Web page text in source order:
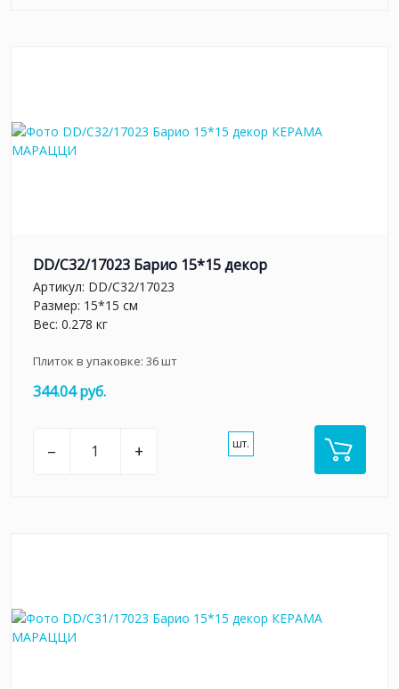
DD/C32/17023 Барио 15*15 декор
Артикул: DD/C32/17023
Размер: 15*15 см
Вес: 0.278 кг
Плиток в упаковке: 36шт
344.04 руб.
– + шт.